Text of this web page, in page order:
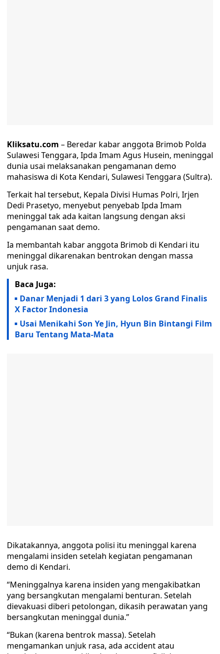
Kliksatu.com – Beredar kabar anggota Brimob Polda
Sulawesi Tenggara, Ipda Imam Agus Husein, meninggal
dunia usai melaksanakan pengamanan demo
mahasiswa di Kota Kendari, Sulawesi Tenggara (Sultra).
Terkait hal tersebut, Kepala Divisi Humas Polri, Irjen
Dedi Prasetyo, menyebut penyebab Ipda Imam
meninggal tak ada kaitan langsung dengan aksi
pengamanan saat demo.
Ia membantah kabar anggota Brimob di Kendari itu
meninggal dikarenakan bentrokan dengan massa
unjuk rasa.
Baca Juga:
Danar Menjadi 1 dari 3 yang Lolos Grand Finalis
X Factor Indonesia
Usai Menikahi Son Ye Jin, Hyun Bin Bintangi Film
Baru Tentang Mata-Mata
Dikatakannya, anggota polisi itu meninggal karena
mengalami insiden setelah kegiatan pengamanan
demo di Kendari.
“Meninggalnya karena insiden yang mengakibatkan
yang bersangkutan mengalami benturan. Setelah
dievakuasi diberi petolongan, dikasih perawatan yang
bersangkutan meninggal dunia.”
“Bukan (karena bentrok massa). Setelah
mengamankan unjuk rasa, ada accident atau